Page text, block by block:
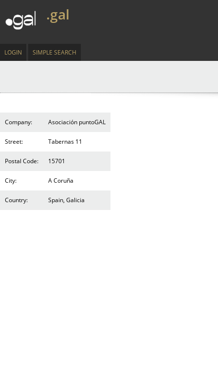
.gal
LOGIN SIMPLE SEARCH
Company: Asociación puntoGAL
Street: Tabernas 11
Postal Code: 15701
City: A Coruña
Country: Spain, Galicia